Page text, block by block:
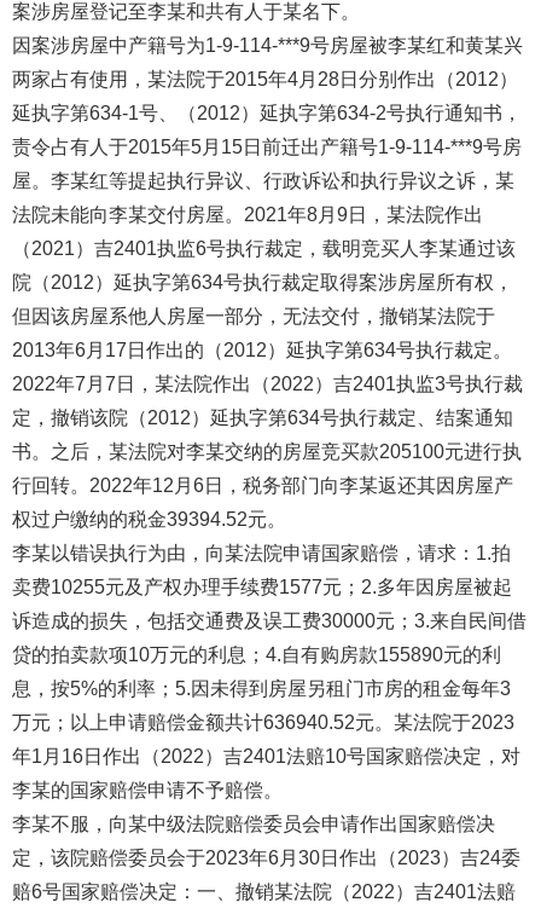
案涉房屋登记至李某和共有人于某名下。
因案涉房屋中产籍号为1-9-114-***9号房屋被李某红和黄某兴
两家占有使用，某法院于2015年4月28日分别作出（2012）
延执字第634-1号、（2012）延执字第634-2号执行通知书，
责令占有人于2015年5月15日前迁出产籍号1-9-114-***9号房
屋。李某红等提起执行异议、行政诉讼和执行异议之诉，某
法院未能向李某交付房屋。2021年8月9日，某法院作出
（2021）吉2401执监6号执行裁定，载明竞买人李某通过该
院（2012）延执字第634号执行裁定取得案涉房屋所有权，
但因该房屋系他人房屋一部分，无法交付，撤销某法院于
2013年6月17日作出的（2012）延执字第634号执行裁定。
2022年7月7日，某法院作出（2022）吉2401执监3号执行裁
定，撤销该院（2012）延执字第634号执行裁定、结案通知
书。之后，某法院对李某交纳的房屋竞买款205100元进行执
行回转。2022年12月6日，税务部门向李某返还其因房屋产
权过户缴纳的税金39394.52元。
李某以错误执行为由，向某法院申请国家赔偿，请求：1.拍
卖费10255元及产权办理手续费1577元；2.多年因房屋被起
诉造成的损失，包括交通费及误工费30000元；3.来自民间借
贷的拍卖款项10万元的利息；4.自有购房款155890元的利
息，按5%的利率；5.因未得到房屋另租门市房的租金每年3
万元；以上申请赔偿金额共计636940.52元。某法院于2023
年1月16日作出（2022）吉2401法赔10号国家赔偿决定，对
李某的国家赔偿申请不予赔偿。
李某不服，向某中级法院赔偿委员会申请作出国家赔偿决
定，该院赔偿委员会于2023年6月30日作出（2023）吉24委
赔6号国家赔偿决定：一、撤销某法院（2022）吉2401法赔